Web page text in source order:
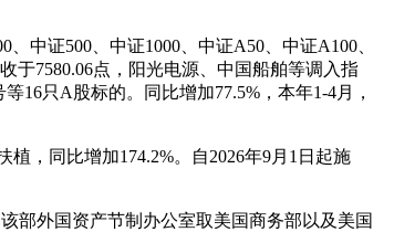
中证500、中证1000、中证A50、中证A100、
于7580.06点，阳光电源、中国船舶等调入指
16只A股标的。同比增加77.5%，本年1-4月，
，同比增加174.2%。自2026年9月1日起施
部外国资产节制办公室取美国商务部以及美国